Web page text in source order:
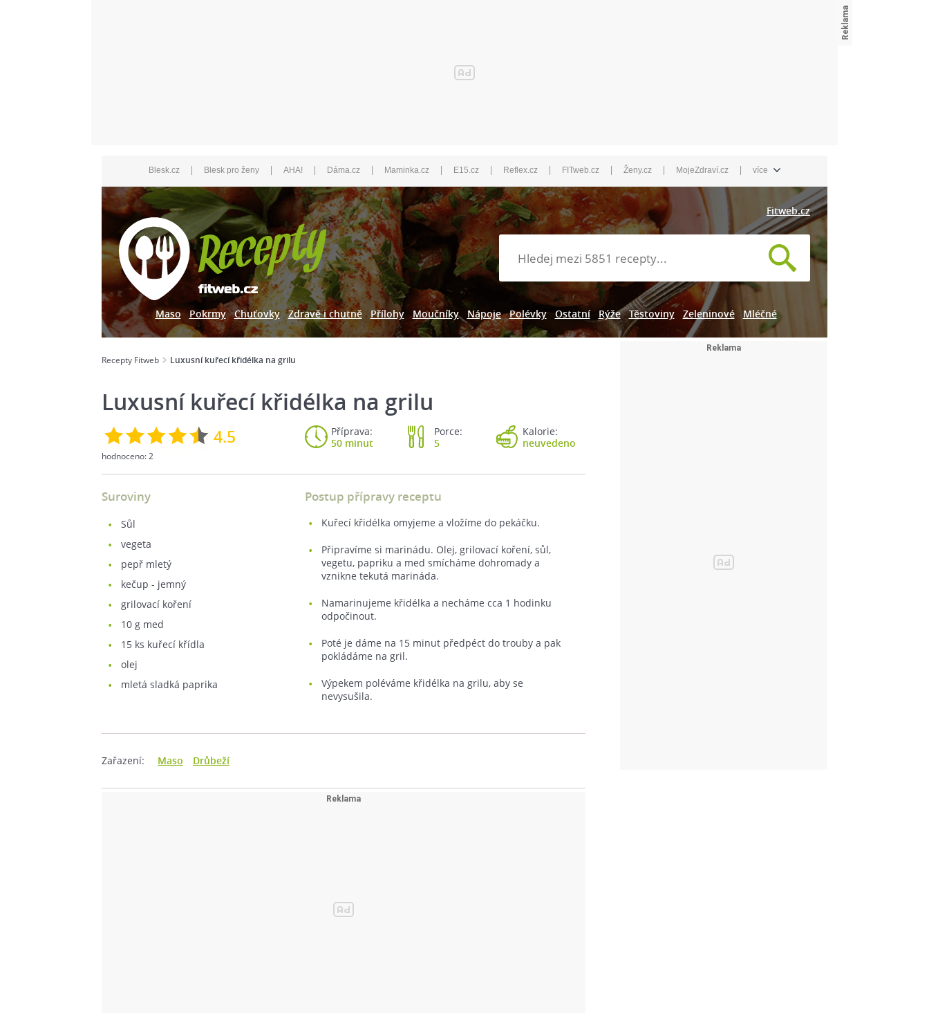
Blesk.cz | Blesk pro ženy | AHA! | Dáma.cz | Maminka.cz | E15.cz | Reflex.cz | FITweb.cz | Ženy.cz | MojeZdraví.cz | více
Fitweb.cz
Maso Pokrmy Chuťovky Zdravě i chutně Přílohy Moučníky Nápoje Polévky Ostatní Rýže Těstoviny Zeleninové Mléčné
Recepty Fitweb Luxusní kuřecí křidélka na grilu
Luxusní kuřecí křidélka na grilu
4.5
hodnoceno:2
Příprava:
50 minut
Porce:
5
Kalorie:
neuvedeno
Suroviny
sůl
vegeta
pepř mletý
kečup - jemný
grilovací koření
10 g med
15 ks kuřecí křídla
olej
mletá sladká paprika
Postup přípravy receptu
Kuřecí křidélka omyjeme a vložíme do pekáčku.
Připravíme si marinádu. Olej, grilovací koření, sůl,
vegetu, papriku a med smícháme dohromady a
vznikne tekutá marináda.
Namarinujeme křidélka a necháme cca 1 hodinku
odpočinout.
Poté je dáme na 15 minut předpéct do trouby a pak
pokládáme na gril.
Výpekem poléváme křidélka na grilu, aby se
nevysušila.
Zařazení: Maso Drůbeží